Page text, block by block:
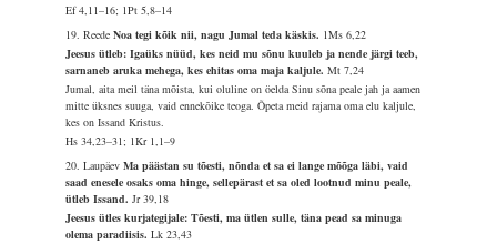
Ef 4,11–16; 1Pt 5,8–14
19. ReedeNoa tegi kõik nii, nagu Jumal teda käskis. 1Ms 6,22
Jeesus ütleb: Igaüks nüüd, kes neid mu sõnu kuuleb ja nende järgi teeb,
sarnaneb aruka mehega, kes ehitas oma maja kaljule.Mt 7,24
Jumal, aita meil täna mõista, kui oluline on öelda Sinu sõna peale jah ja aamen
mitte üksnes suuga, vaid ennekõike teoga. Õpeta meid rajama oma elu kaljule,
kes on Issand Kristus.
Hs 34,23–31; 1Kr 1,1–9
20. LaupäevMa päästan su tõesti, nõnda et sa ei lange mõõga läbi, vaid
saad enesele osaks oma hinge, sellepärast et sa oled lootnud minu peale,
ütleb Issand.Jr 39,18
Jeesus ütles kurjategijale: Tõesti, ma ütlen sulle, täna pead sa minuga
olema paradiisis.Lk 23,43